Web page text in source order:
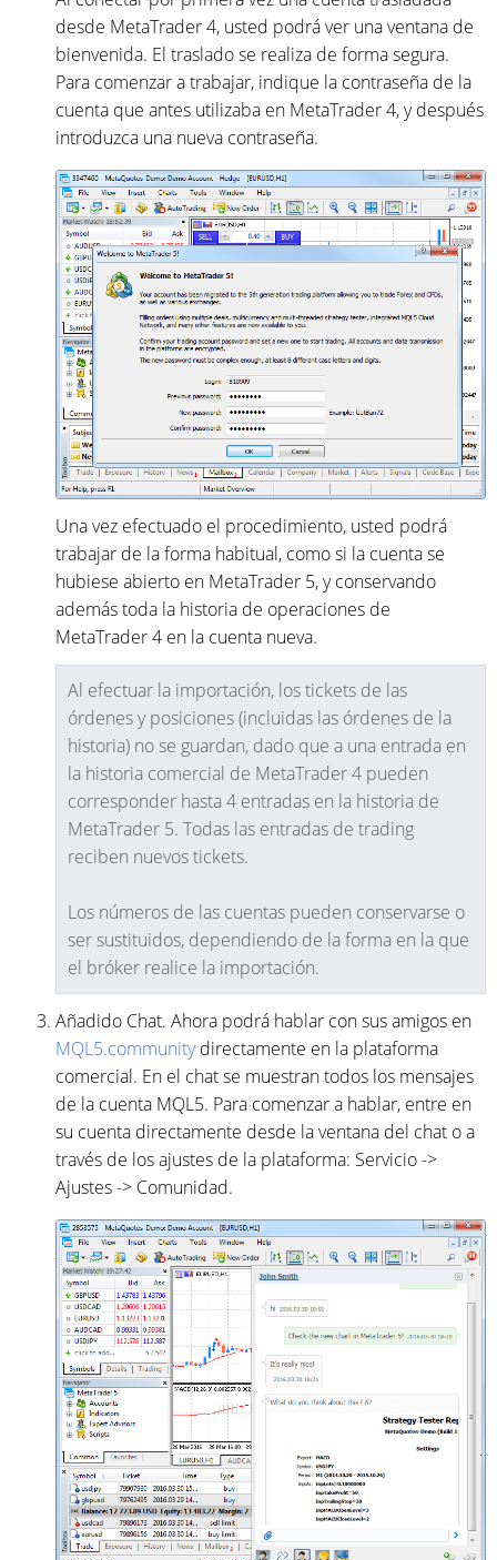
desde MetaTrader 4, usted podrá ver una ventana de
bienvenida. El traslado se realiza de forma segura.
Para comenzar a trabajar, indique la contraseña de la
cuenta que antes utilizaba en MetaTrader 4, y después
introduzca una nueva contraseña.
Una vez efectuado el procedimiento, usted podrá
trabajar de la forma habitual, como si la cuenta se
hubiese abierto en MetaTrader 5, y conservando
además toda la historia de operaciones de
MetaTrader 4 en la cuenta nueva.
Al efectuar la importación, los tickets de las
órdenes y posiciones (incluidas las órdenes de la
historia) no se guardan, dado que a una entrada en
la historia comercial de MetaTrader 4 pueden
corresponder hasta 4 entradas en la historia de
MetaTrader 5. Todas las entradas de trading
reciben nuevos tickets.
Los números de las cuentas pueden conservarse o
ser sustituidos, dependiendo de la forma en la que
el bróker realice la importación.
Añadido Chat. Ahora podrá hablar con sus amigos en
MQL5.communitydirectamente en la plataforma
comercial. En el chat se muestran todos los mensajes
de la cuenta MQL5. Para comenzar a hablar, entre en
su cuenta directamente desde la ventana del chat o a
través de los ajustes de la plataforma: Servicio ->
Ajustes -> Comunidad.